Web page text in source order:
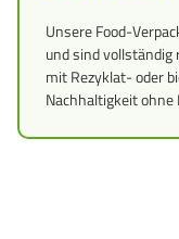
Unsere Food-
und sind vollständig
mit Rezyklat- oder
Nachhaltigkeit ohne